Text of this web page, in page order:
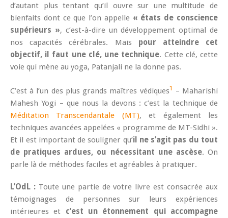
d’autant plus tentant qu’il ouvre sur une multitude de
bienfaits dont ce que l’on appelle « états de conscience
supérieurs », c’est-à-dire un développement optimal de
nos capacités cérébrales. Mais pour atteindre cet
objectif, il faut une clé, une technique. Cette clé, cette
voie qui mène au yoga, Patanjali ne la donne pas.
C’est à l’un des plus grands maîtres védiques1 – Maharishi
Mahesh Yogi – que nous la devons : c’est la technique de
Méditation Transcendantale (MT), et également les
techniques avancées appelées « programme de MT-Sidhi ».
Et il est important de souligner qu’il ne s’agit pas du tout
de pratiques ardues, ou nécessitant une ascèse. On
parle là de méthodes faciles et agréables à pratiquer.
L’OdL :Toute une partie de votre livre est consacrée aux
témoignages de personnes sur leurs expériences
intérieures et c’est un étonnement qui accompagne